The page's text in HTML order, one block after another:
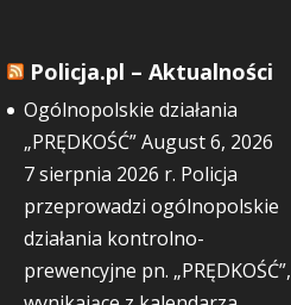
Policja.pl – Aktualności
Ogólnopolskie działania
„PRĘDKOŚĆ”August 6, 2026
7 sierpnia 2026 r. Policja
przeprowadzi ogólnopolskie
działania kontrolno-
prewencyjne pn. „PRĘDKOŚĆ”,